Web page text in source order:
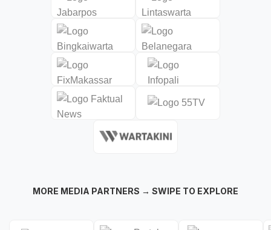
MORE MEDIA PARTNERS → SWIPE TO EXPLORE